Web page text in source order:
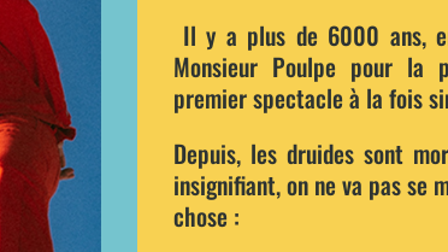
Il y a plus de 6000 ans,
Monsieur Poulpe pour la
premier spectacle à la fois
Depuis, les druides sont
insignifiant, on ne va pas se
chose :